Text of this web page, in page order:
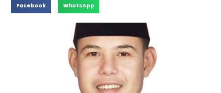
Facebook WhatsApp